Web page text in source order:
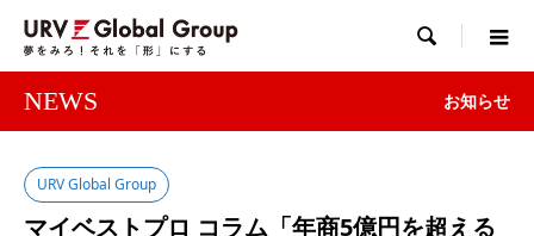

NEWS お知らせ
URV Global Group
マイベストプロ コラム「年商5億円を超える